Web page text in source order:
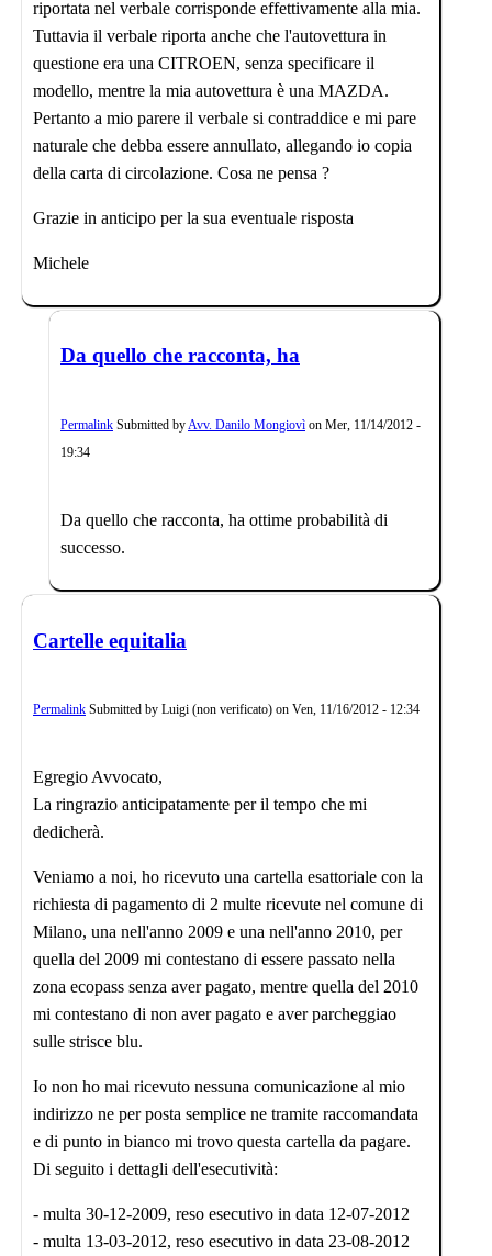
riportata nel verbale corrisponde effettivamente alla mia.
Tuttavia il verbale riporta anche che l'autovettura in
questione era una CITROEN, senza specificare il
modello, mentre la mia autovettura è una MAZDA.
Pertanto a mio parere il verbale si contraddice e mi pare
naturale che debba essere annullato, allegando io copia
della carta di circolazione. Cosa ne pensa ?
Grazie in anticipo per la sua eventuale risposta
Michele
Da quello che racconta, ha
Permalink Submitted byAvv. Danilo Mongiovì on Mer, 11/14/2012 -
19:34
Da quello che racconta, ha ottime probabilità di
successo.
Cartelle equitalia
Permalink Submitted by Luigi (non verificato) on Ven, 11/16/2012 - 12:34
Egregio Avvocato,
La ringrazio anticipatamente per il tempo che mi
dedicherà.
Veniamo a noi, ho ricevuto una cartella esattoriale con la
richiesta di pagamento di 2 multe ricevute nel comune di
Milano, una nell'anno 2009 e una nell'anno 2010, per
quella del 2009 mi contestano di essere passato nella
zona ecopass senza aver pagato, mentre quella del 2010
mi contestano di non aver pagato e aver parcheggiao
sulle strisce blu.
Io non ho mai ricevuto nessuna comunicazione al mio
indirizzo ne per posta semplice ne tramite raccomandata
e di punto in bianco mi trovo questa cartella da pagare.
Di seguito i dettagli dell'esecutività:
- multa 30-12-2009, reso esecutivo in data 12-07-2012
- multa 13-03-2012, reso esecutivo in data 23-08-2012